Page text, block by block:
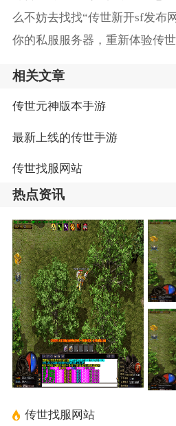
么不妨去找找“传世新开sf发布
你的私服服务器，重新体验传世
相关文章
传世元神版本手游
最新上线的传世手游
传世找服网站
热点资讯
传世找服网站